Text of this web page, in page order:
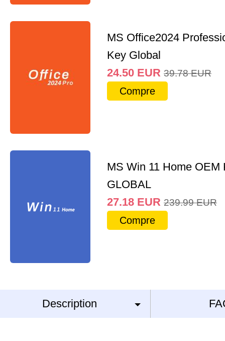
MS Office2024
Key Global
24.50 EUR 39.78 EUR
Compre
MS Win 11 Home OEM
GLOBAL
27.18 EUR 239.99 EUR
Compre
Description